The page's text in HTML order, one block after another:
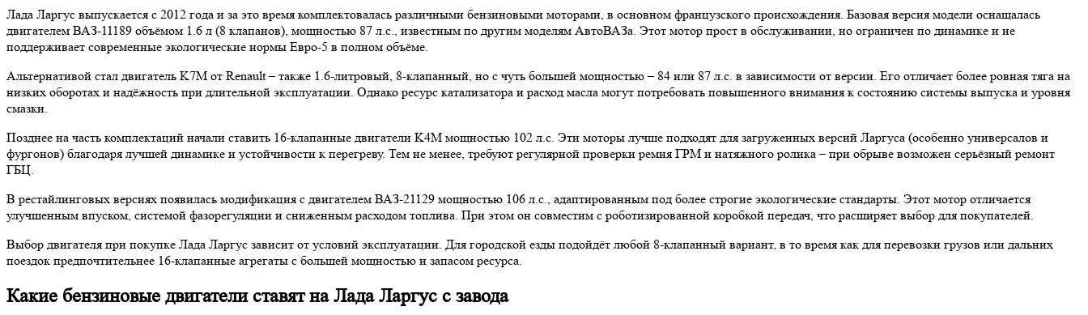
Лада Ларгус выпускается с 2012 года и за это время комплектовалась различными бензиновыми моторами, в основном французского происхождения. Базовая версия модели оснащалась
двигателем ВАЗ-11189 объёмом 1.6 л (8 клапанов), мощностью 87 л.с., известным по другим моделям АвтоВАЗа. Этот мотор прост в обслуживании, но ограничен по динамике и не
поддерживает современные экологические нормы Евро-5 в полном объёме.
Альтернативой стал двигатель K7M от Renault – также 1.6-литровый, 8-клапанный, но с чуть большей мощностью – 84 или 87 л.с. в зависимости от версии. Его отличает более ровная тяга на
низких оборотах и надёжность при длительной эксплуатации. Однако ресурс катализатора и расход масла могут потребовать повышенного внимания к состоянию системы выпуска и уровня
смазки.
Позднее на часть комплектаций начали ставить 16-клапанные двигатели K4M мощностью 102 л.с. Эти моторы лучше подходят для загруженных версий Ларгуса (особенно универсалов и
фургонов) благодаря лучшей динамике и устойчивости к перегреву. Тем не менее, требуют регулярной проверки ремня ГРМ и натяжного ролика – при обрыве возможен серьёзный ремонт
ГБЦ.
В рестайлинговых версиях появилась модификация с двигателем ВАЗ-21129 мощностью 106 л.с., адаптированным под более строгие экологические стандарты. Этот мотор отличается
улучшенным впуском, системой фазорегуляции и сниженным расходом топлива. При этом он совместим с роботизированной коробкой передач, что расширяет выбор для покупателей.
Выбор двигателя при покупке Лада Ларгус зависит от условий эксплуатации. Для городской езды подойдёт любой 8-клапанный вариант, в то время как для перевозки грузов или дальних
поездок предпочтительнее 16-клапанные агрегаты с большей мощностью и запасом ресурса.
Какие бензиновые двигатели ставят на Лада Ларгус с завода